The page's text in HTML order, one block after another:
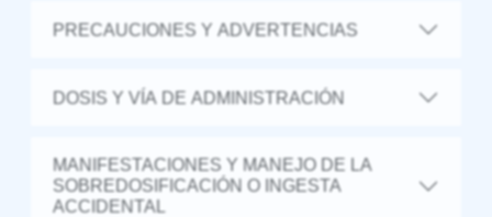
PRECAUCIONES Y ADVERTENCIAS
DOSIS Y VÍA DE ADMINISTRACIÓN
MANIFESTACIONES Y MANEJO DE LA
SOBREDOSIFICACIÓN O INGESTA
ACCIDENTAL